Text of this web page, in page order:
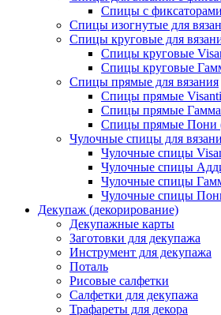
Спицы с
Спицы изогнутые для
Спицы круговые для
Спицы круговые
Спицы круговые
Спицы прямые для вязания
Спицы прямые
Спицы прямые Гамма
Спицы прямые Пони
Чулочные спицы для
Чулочные спицы
Чулочные спицы
Чулочные спицы
Чулочные спицы
Декупаж (декорирование)
Декупажные карты
Заготовки для декупажа
Инструмент для декупажа
Поталь
Рисовые салфетки
Салфетки для декупажа
Трафареты для декора